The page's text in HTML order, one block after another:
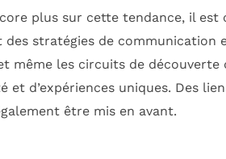
plus sur cette tendance, il
stratégies de communication
même les circuits de
et d’expériences uniques. Des
être mis en avant.